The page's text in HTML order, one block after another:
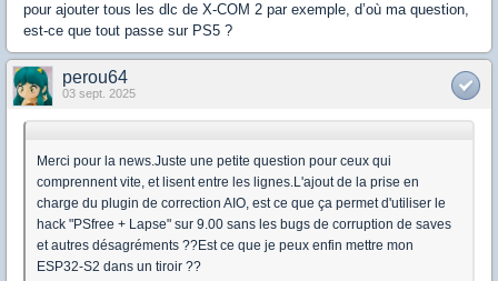
pour ajouter tous les dlc de X-COM 2 par exemple, d’où ma question,
est-ce que tout passe sur PS5 ?
perou64
03 sept. 2025
Merci pour la news.Juste une petite question pour ceux qui
comprennent vite, et lisent entre les lignes.L'ajout de la prise en
charge du plugin de correction AIO, est ce que ça permet d'utiliser le
hack "PSfree + Lapse" sur 9.00 sans les bugs de corruption de saves
et autres désagréments ??Est ce que je peux enfin mettre mon
ESP32-S2 dans un tiroir ??